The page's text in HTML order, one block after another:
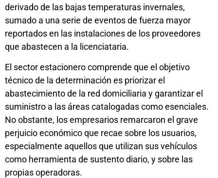
derivado de las bajas temperaturas invernales,
sumado a una serie de eventos de fuerza mayor
reportados en las instalaciones de los proveedores
que abastecen a la licenciataria.
El sector estacionero comprende que el objetivo
técnico de la determinación es priorizar el
abastecimiento de la red domiciliaria y garantizar el
suministro a las áreas catalogadas como esenciales.
No obstante, los empresarios remarcaron el grave
perjuicio económico que recae sobre los usuarios,
especialmente aquellos que utilizan sus vehículos
como herramienta de sustento diario, y sobre las
propias operadoras.